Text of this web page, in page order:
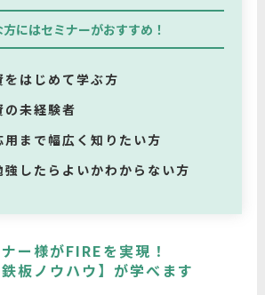
方にはセミナーがおすすめ！
をはじめて学ぶ方
の未経験者
用まで幅広く知りたい方
強したらよいかわからない方
ー様がFIREを実現！
板ノウハウ】が学べます